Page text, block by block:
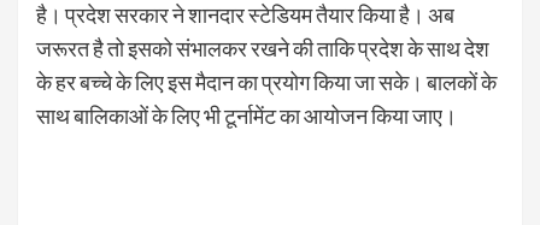
है। प्रदेश सरकार ने शानदार स्टेडियम तैयार किया है। अब
जरूरत है तो इसको संभालकर रखने की ताकि प्रदेश के साथ देश
के हर बच्चे के लिए इस मैदान का प्रयोग किया जा सके। बालकों के
साथ बालिकाओं के लिए भी टूर्नामेंट का आयोजन किया जाए।